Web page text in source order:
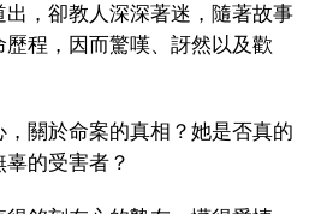
，卻教人深深著迷，隨著故事
程，因而驚嘆、訝然以及歡
關於命案的真相？她是否真的
的受害者？